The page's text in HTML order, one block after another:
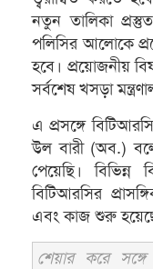
নতুন তালিকা
পলিসির আলোকে
হবে। প্রয়োজনীয়
সর্বশেষ খসড়া
এ প্রসঙ্গে
উল বারী (অব.)
পেয়েছি। বিভিন্ন
বিটিআরসির
এবং কাজ শুরু
শেয়ার করে